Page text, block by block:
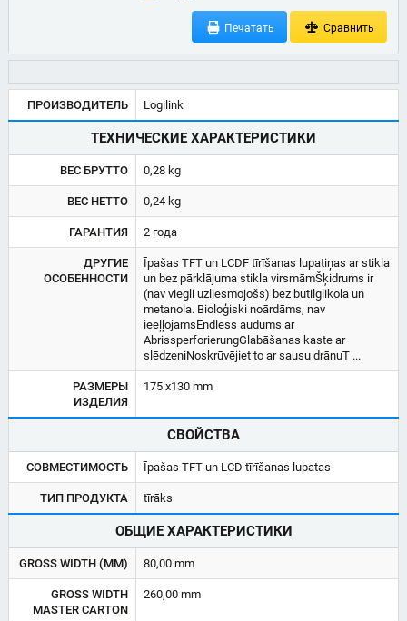
Печатать Сравнить
ПРОИЗВОДИТЕЛЬ Logilink
ТЕХНИЧЕСКИЕ ХАРАКТЕРИСТИКИ
ВЕС БРУТТО 0,28 kg
ВЕС НЕТТО 0,24 kg
ГАРАНТИЯ 2 года
ДРУГИЕ
ОСОБЕННОСТИ
Īpašas TFT un LCDF tīrīšanas lupatiņas ar stikla
un bez pārklājuma stikla virsmāmŠķidrums ir
(nav viegli uzliesmojošs) bez butilglikola un
metanola. Bioloģiski noārdāms, nav
ieeļļojamsEndless audums ar
AbrissperforierungGlabāšanas kaste ar
slēdzeniNoskrūvējiet to ar sausu drānuT ...
РАЗМЕРЫ
ИЗДЕЛИЯ
175 x130 mm
СВОЙСТВА
СОВМЕСТИМОСТЬ Īpašas TFT un LCD tīrīšanas lupatas
ТИП ПРОДУКТА tīrāks
ОБЩИЕ ХАРАКТЕРИСТИКИ
GROSS WIDTH (MM) 80,00 mm
GROSS WIDTH
MASTER CARTON
260,00 mm